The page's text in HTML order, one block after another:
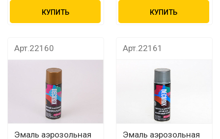
КУПИТЬ КУПИТЬ
Арт.22160
Эмаль аэрозольная
Арт.22161
Эмаль аэрозольная